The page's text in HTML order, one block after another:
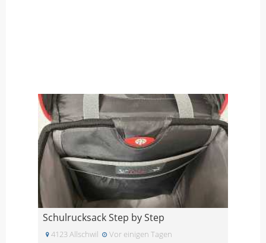
Schulrucksack Step by Step
4123 Allschwil Vor einigen Tagen